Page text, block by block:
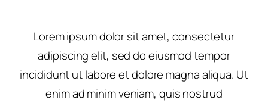
Lorem ipsum dolor sit amet, consectetur
adipiscing elit, sed do eiusmod tempor
incididunt ut labore et dolore magna aliqua. Ut
enim ad minim veniam, quis nostrud